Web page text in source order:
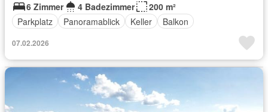
6 Zimmer
4 Badezimmer
200 m²
Parkplatz
Panoramablick Keller Balkon
07.02.2026